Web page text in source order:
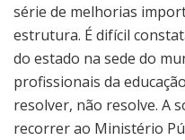
série de melhorias
estrutura. É difícil
do estado na sede do
profissionais da
resolver, não resolve. A
recorrer ao Ministério